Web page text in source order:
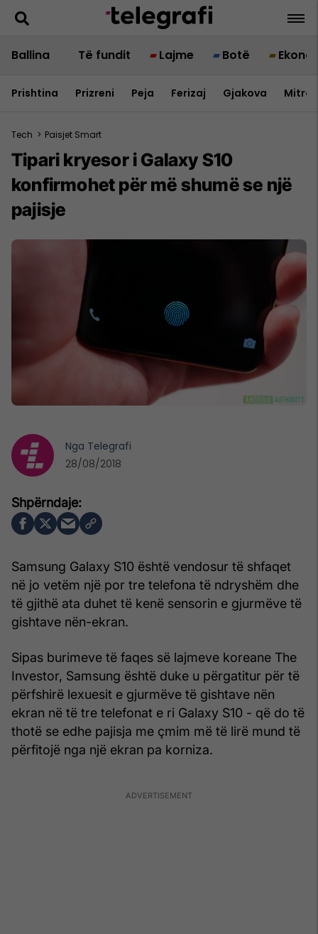
Ballina Të fundit Lajme Botë
Prishtina Prizreni Peja Ferizaj Gjakova
Tech > Paisjet Smart
Tipari kryesor i Galaxy S10
konfirmohet për më shumë se një
pajisje
Samsung Galaxy S10 është vendosur të shfaqet
në jo vetëm një por tre telefona të ndryshëm dhe
të gjithë ata duhet të kenë sensorin e gjurmëve të
gishtave nën-ekran.
Sipas burimeve të faqes së lajmeve koreane The
Investor, Samsung është duke u përgatitur për të
përfshirë lexuesit e gjurmëve të gishtave nën
ekran në të tre telefonat e ri Galaxy S10 - që do të
thotë se edhe pajisja me çmim më të lirë mund të
përfitojë nga një ekran pa korniza.
Nga Telegrafi
28/08/2018